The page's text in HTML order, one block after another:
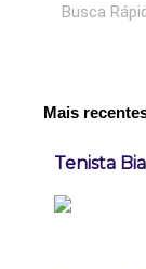
Mais
Tenista